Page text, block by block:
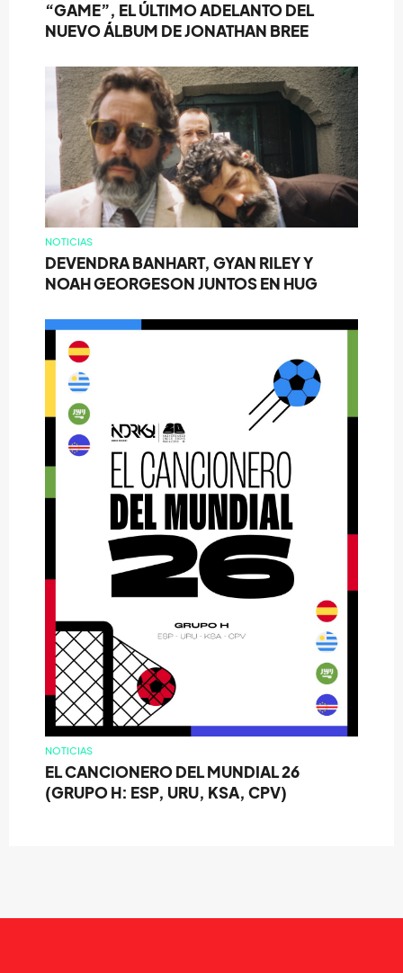
“GAME”, EL ÚLTIMO ADELANTO DEL
NUEVO ÁLBUM DE JONATHAN BREE
NOTICIAS
DEVENDRA BANHART, GYAN RILEY Y
NOAH GEORGESON JUNTOS EN HUG
NOTICIAS
EL CANCIONERO DEL MUNDIAL 26
(GRUPO H: ESP, URU, KSA, CPV)